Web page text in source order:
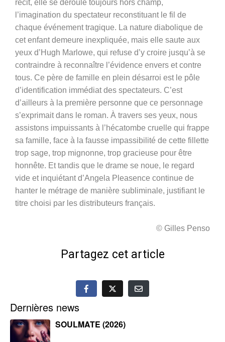
récit, elle se déroule toujours hors champ,
l’imagination du spectateur reconstituant le fil de
chaque événement tragique. La nature diabolique de
cet enfant demeure inexpliquée, mais elle saute aux
yeux d’Hugh Marlowe, qui refuse d’y croire jusqu’à se
contraindre à reconnaître l’évidence envers et contre
tous. Ce père de famille en plein désarroi est le pôle
d’identification immédiat des spectateurs. C’est
d’ailleurs à la première personne que ce personnage
s’exprimait dans le roman. À travers ses yeux, nous
assistons impuissants à l’hécatombe cruelle qui frappe
sa famille, face à la fausse impassibilité de cette fillette
trop sage, trop mignonne, trop gracieuse pour être
honnête. Et tandis que le drame se noue, le regard
vide et inquiétant d’Angela Pleasence continue de
hanter le métrage de manière subliminale, justifiant le
titre choisi par les distributeurs français.
© Gilles Penso
Partagez cet article
Dernières news
SOULMATE (2026)